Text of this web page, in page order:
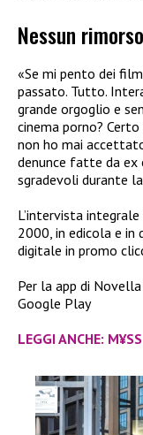
Nessun
«Se mi pento dei
passato. Tutto.
grande orgoglio e
cinema porno?
non ho mai
denunce fatte da ex
sgradevoli durante
L’intervista
2000, in edicola e in
digitale in promo
Per la app di
Google Play
LEGGI ANCHE: